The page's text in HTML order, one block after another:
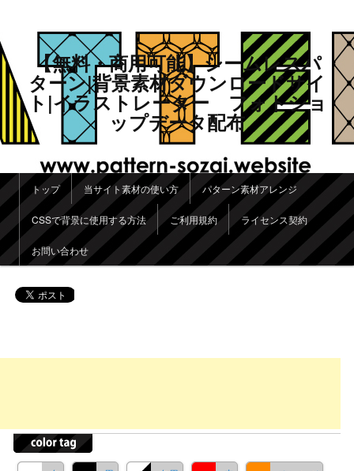
【無料・商用可能】シームレスパ
ターン|背景素材ダウンロードサイ
ト|イラストレーター フォトショ
ップデータ配布
メインメニュー
メインコンテンツへ移動
サブコンテンツへ移動
トップ 当サイト素材の使い方 パターン素材アレンジ
CSSで背景に使用する方法 ご利用規約 ライセンス契約
お問い合わせ